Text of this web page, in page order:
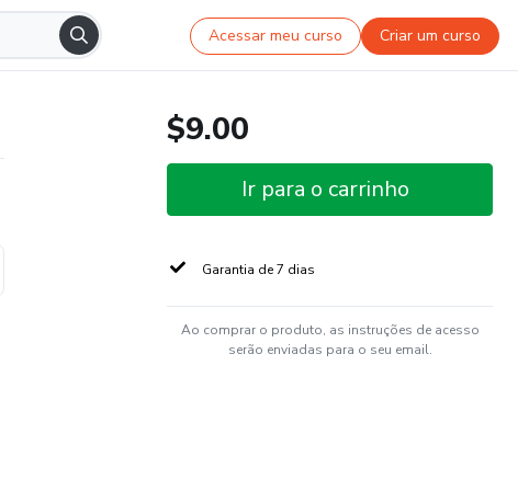
Acessar meu curso Criar um curso
$9.00
Ir para o carrinho
Garantia de 7 dias
Ao comprar o produto, as instruções de acesso
serão enviadas para o seu email.